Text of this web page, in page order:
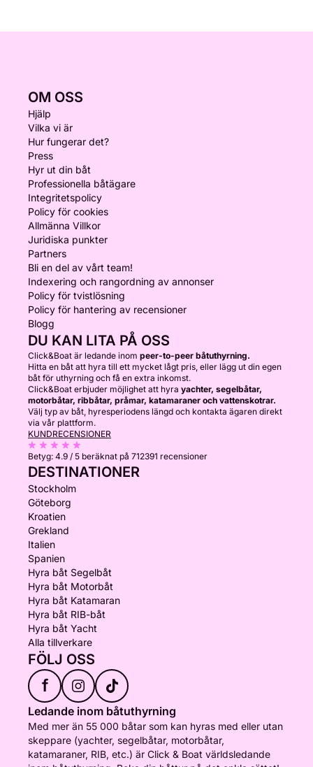
OM OSS
Hjälp
Vilka vi är
Hur fungerar det?
Press
Hyr ut din båt
Professionella båtägare
Integritetspolicy
Policy för cookies
Allmänna Villkor
Juridiska punkter
Partners
Bli en del av vårt team!
Indexering och rangordning av annonser
Policy för tvistlösning
Policy för hantering av recensioner
Blogg
DU KAN LITA PÅ OSS
Click&Boat är ledande inom peer-to-peer båtuthyrning.
Hitta en båt att hyra till ett mycket lågt pris, eller lägg ut din egen
båt för uthyrning och få en extra inkomst.
Click&Boat erbjuder möjlighet att hyra yachter, segelbåtar,
motorbåtar, ribbåtar, pråmar, katamaraner och vattenskotrar.
Välj typ av båt, hyresperiodens längd och kontakta ägaren direkt
via vår plattform.
KUNDRECENSIONER
Betyg: 4.9 / 5 beräknat på 712391 recensioner
DESTINATIONER
Stockholm
Göteborg
Kroatien
Grekland
Italien
Spanien
Hyra båt Segelbåt
Hyra båt Motorbåt
Hyra båt Katamaran
Hyra båt RIB-båt
Hyra båt Yacht
Alla tillverkare
FÖLJ OSS
f
Ledande inom båtuthyrning
Med mer än 55 000 båtar som kan hyras med eller utan
skeppare (yachter, segelbåtar, motorbåtar,
katamaraner, RIB, etc.) är Click & Boat världsledande